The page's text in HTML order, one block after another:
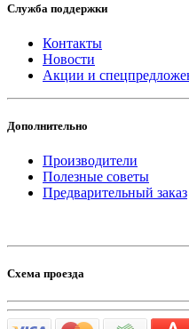
Служба поддержки
Контакты
Новости
Акции и
Дополнительно
Производители
Полезные советы
Предварительный заказ
Схема проезда